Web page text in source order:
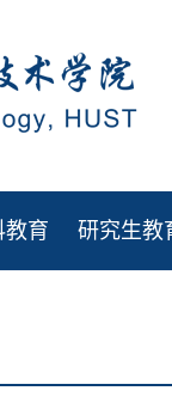
教育 研究生教